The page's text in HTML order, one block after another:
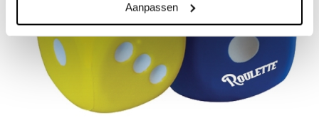
Aanpassen